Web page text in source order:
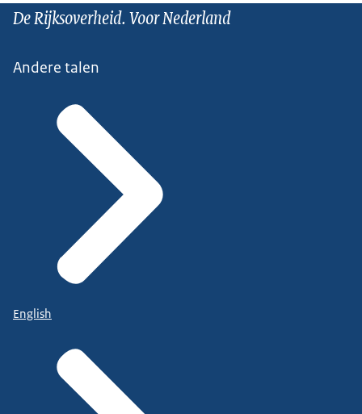
De Rijksoverheid. Voor Nederland
Andere talen
English